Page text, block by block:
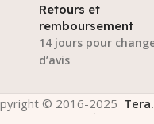
Retours et
remboursement
14 jours pour
d’avis
© 2016-2025